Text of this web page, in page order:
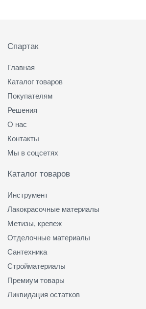
Спартак
Главная
Каталог товаров
Покупателям
Решения
О нас
Контакты
Мы в соцсетях
Каталог товаров
Инструмент
Лакокрасочные материалы
Метизы, крепеж
Отделочные материалы
Сантехника
Стройматериалы
Премиум товары
Ликвидация остатков